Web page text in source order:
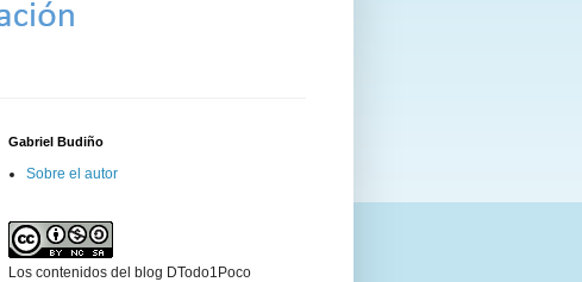
Gabriel Budiño
Sobre el autor
Los contenidos del blog DTodo1Poco